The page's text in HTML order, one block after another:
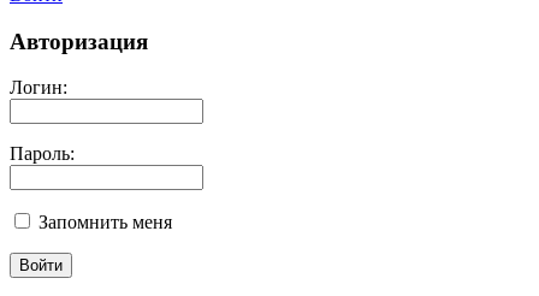
Авторизация
Логин:
Пароль:
Запомнить меня